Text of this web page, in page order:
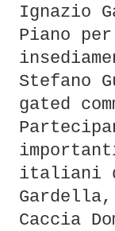
Ignazio
Piano
Stefano
gated
italiani
Caccia